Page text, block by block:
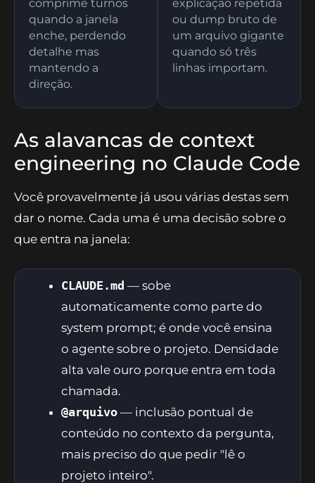
comprime turnos
quando a janela
enche, perdendo
detalhe mas
mantendo a
direção.
explicação repetida
ou dump bruto de
um arquivo gigante
quando só três
linhas importam.
As alavancas de context
engineering no Claude Code
Você provavelmente já usou várias destas sem
dar o nome. Cada uma é uma decisão sobre o
que entra na janela:
CLAUDE.md — sobe
automaticamente como parte do
system prompt; é onde você ensina
o agente sobre o projeto. Densidade
alta vale ouro porque entra em toda
chamada.
@arquivo — inclusão pontual de
conteúdo no contexto da pergunta,
mais preciso do que pedir "lê o
projeto inteiro".